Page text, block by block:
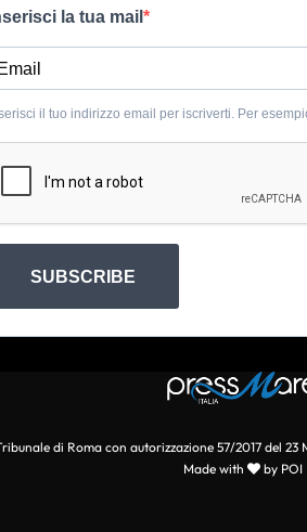
la tua mail
il tuo indirizzo email per iscriverti. Per
SUBSCRIBE
di Roma con autorizzazione 57/2017 del 23
Made with
by POI